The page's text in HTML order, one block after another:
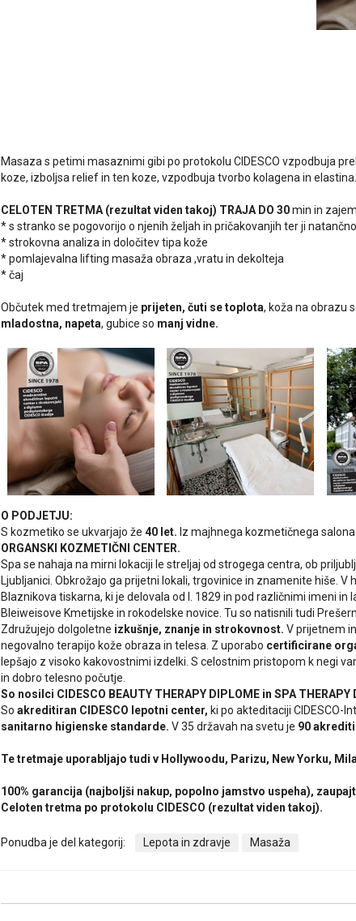
Masaza s petimi masaznimi gibi po protokolu CIDESCO vzpodbuja
koze, izboljsa relief in ten koze, vzpodbuja tvorbo kolagena in elastina.
CELOTEN TRETMA (rezultat viden takoj) TRAJA DO 30min in
* s stranko se pogovorijo o njenih željah in pričakovanjih ter ji
* strokovna analiza in določitev tipa kože
* pomlajevalna lifting masaža obraza ,vratu in dekolteja
* čaj
Občutek med tretmajem je prijeten, čuti se toplota, koža na obrazu
mladostna, napeta, gubice so manj vidne.
O PODJETJU:
S kozmetiko se ukvarjajo že 40 let. Iz majhnega kozmetičnega
ORGANSKI KOZMETIČNI CENTER.
Spa se nahaja na mirni lokaciji le streljaj od strogega centra, ob
Ljubljanici. Obkrožajo ga prijetni lokali, trgovinice in znamenite hiše. V
Blaznikova tiskarna, ki je delovala od l. 1829 in pod različnimi imeni in
Bleiweisove Kmetijske in rokodelske novice. Tu so natisnili tudi
Združujejo dolgoletne izkušnje, znanje in strokovnost. V prijetnem
negovalno terapijo kože obraza in telesa. Z uporabo certificirane
lepšajo z visoko kakovostnimi izdelki. S celostnim pristopom k negi
in dobro telesno počutje.
So nosilci CIDESCO BEAUTY THERAPY DIPLOME in SPA THERAPY
So akreditiran CIDESCO lepotni center, ki po akteditaciji CIDESCO-
sanitarno higienske standarde. V 35 državah na svetu je 90
Te tretmaje uporabljajo tudi v Hollywoodu, Parizu, New Yorku,
100% garancija (najboljši nakup, popolno jamstvo uspeha),
Celoten tretma po protokolu CIDESCO (rezultat viden takoj).
Ponudba je del kategorij: Lepota in zdravje Masaža